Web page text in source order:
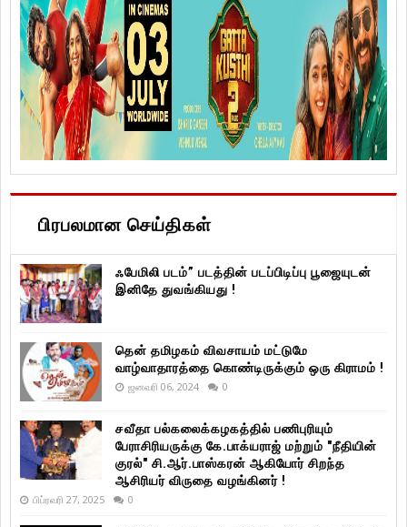
பிரபலமான செய்திகள்
ஃபேமிலி படம்” படத்தின் படப்பிடிப்பு பூஜையுடன்
இனிதே துவங்கியது !
தென் தமிழகம் விவசாயம் மட்டுமே
வாழ்வாதாரத்தை கொண்டிருக்கும் ஒரு கிராமம் !
ஜனவரி 06, 2024 0
சவீதா பல்கலைக்கழகத்தில் பணிபுரியும்
பேராசிரியருக்கு கே.பாக்யராஜ் மற்றும் "நீதியின்
குரல்" சி.ஆர்.பாஸ்கரன் ஆகியோர் சிறந்த
ஆசிரியர் விருதை வழங்கினர் !
பிப்ரவரி 27, 2025 0